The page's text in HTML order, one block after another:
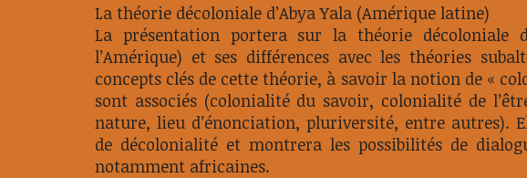
La théorie décoloniale d’Abya Yala (Amérique latine)
La présentation portera sur la théorie décoloniale
l’Amérique) et ses différences avec les théories
concepts clés de cette théorie, à savoir la notion de «
sont associés (colonialité du savoir, colonialité de
nature, lieu d’énonciation, pluriversité, entre autres).
de décolonialité et montrera les possibilités de
notamment africaines.